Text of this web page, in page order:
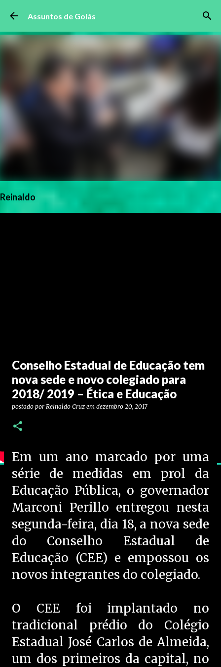
Pular para o conteúdo principal
Assuntos de Goiás
Reinaldo
Conselho Estadual de Educação tem
nova sede e novo colegiado para
2018/ 2019 – Ética e Educação
postado por Reinaldo Cruz em dezembro 20, 2017
Em um ano marcado por uma
série de medidas em prol da
Educação Pública, o governador
Marconi Perillo entregou nesta
segunda-feira, dia 18, a nova sede
do Conselho Estadual de
Educação (CEE) e empossou os
novos integrantes do colegiado.
O CEE foi implantado no
tradicional prédio do Colégio
Estadual José Carlos de Almeida,
um dos primeiros da capital, no